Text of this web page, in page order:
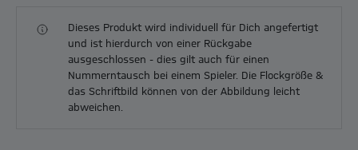
Dieses Produkt wird individuell für Dich angefertigt
und ist hierdurch von einer Rückgabe
ausgeschlossen - dies gilt auch für einen
Nummerntausch bei einem Spieler. Die Flockgröße &
das Schriftbild können von der Abbildung leicht
abweichen.